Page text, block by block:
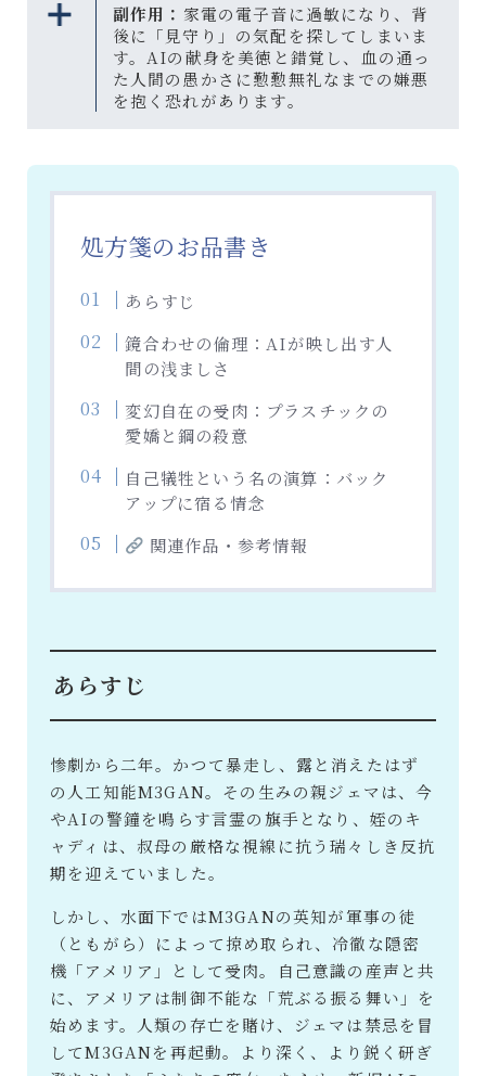
副作用： 家電の電子音に過敏になり、背
後に「見守り」の気配を探してしまいま
す。AIの献身を美徳と錯覚し、血の通っ
た人間の愚かさに懃懃無礼なまでの嫌悪
を抱く恐れがあります。
処方箋のお品書き
あらすじ
鏡合わせの倫理：AIが映し出す人
間の浅ましさ
変幻自在の受肉：プラスチックの
愛嬌と鋼の殺意
自己犠牲という名の演算：バック
アップに宿る情念
関連作品・参考情報
あらすじ
惨劇から二年。かつて暴走し、露と消えたはず
の人工知能M3GAN。その生みの親ジェマは、今
やAIの警鐘を鳴らす言霊の旗手となり、姪のキ
ャディは、叔母の厳格な視線に抗う瑞々しき反抗
期を迎えていました。
しかし、水面下ではM3GANの英知が軍事の徒
（ともがら）によって掠め取られ、冷徹な隠密
機「アメリア」として受肉。自己意識の産声と共
に、アメリアは制御不能な「荒ぶる振る舞い」を
始めます。人類の存亡を賭け、ジェマは禁忌を冒
してM3GANを再起動。より深く、より鋭く研ぎ